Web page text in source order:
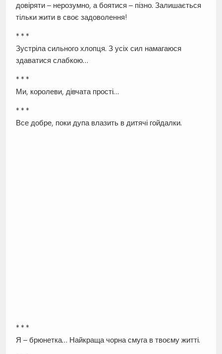
довіряти – нерозумно, а боятися – пізно. Залишається
тільки жити в своє задоволення!
* * *
Зустріла сильного хлопця. З усіх сил намагаюся
здаватися слабкою…
* * *
Ми, королеви, дівчата прості…
* * *
Все добре, поки дупа влазить в дитячі гойдалки.
* * *
Я – брюнетка… Найкраща чорна смуга в твоєму житті.